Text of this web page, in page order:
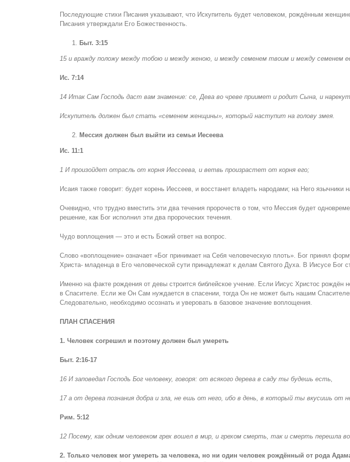
Последующие стихи Писания указывают, что Искупитель будет человеком, рождённым
Писания утверждали Его Божественность.
Быт. 3:15
15 и вражду положу между тобою и между женою, и между семенем твоим и между семенем
Ис. 7:14
14 Итак Сам Господь даст вам знамение: се, Дева во чреве приимет и родит Сына, и
Искупитель должен был стать «семенем женщины», который наступит на голову змея.
Мессия должен был выйти из семьи Иесеева
Ис. 11:1
1 И произойдет отрасль от корня Иессеева, и ветвь произрастет от корня его;
Исаия также говорит: будет корень Иессеев, и восстанет владеть народами; на Него язычники
Очевидно, что трудно вместить эти два течения пророчеств о том, что Мессия будет
решение, как Бог исполнил эти два пророческих течения.
Чудо воплощения — это и есть Божий ответ на вопрос.
Слово «воплощение» означает «Бог принимает на Себя человеческую плоть». Бог принял
Христа- младенца в Его человеческой сути принадлежат к делам Святого Духа. В Иисусе Бог
Именно на факте рождения от девы строится библейское учение. Если Иисус Христос
в Спасителе. Если же Он Сам нуждается в спасении, тогда Он не может быть нашим
Следовательно, необходимо осознать и уверовать в базовое значение воплощения.
ПЛАН СПАСЕНИЯ
1. Человек согрешил и поэтому должен был умереть
Быт. 2:16-17
16 И заповедал Господь Бог человеку, говоря: от всякого дерева в саду ты будешь есть,
17 а от дерева познания добра и зла, не ешь от него, ибо в день, в который ты вкусишь от
Рим. 5:12
12 Посему, как одним человеком грех вошел в мир, и грехом смерть, так и смерть перешла
2. Только человек мог умереть за человека, но ни один человек рождённый от рода